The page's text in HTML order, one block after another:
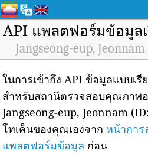
API แพลตฟอร์มข้อมู
Jangseong-eup,
ในการเข้าถึง API ข้อมูลแบบเรี
สำหรับสถานีตรวจสอบคุณภาพ
Jangseong-eup, Jeonnam
โทเค็นของคุณเองจาก หน้าการ
แพลตฟอร์มข้อมูล ก่อน